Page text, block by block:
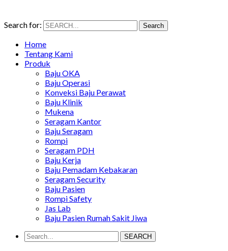
Search for: Search
Home
Tentang Kami
Produk
Baju OKA
Baju Operasi
Konveksi Baju Perawat
Baju Klinik
Mukena
Seragam Kantor
Baju Seragam
Rompi
Seragam PDH
Baju Kerja
Baju Pemadam Kebakaran
Seragam Security
Baju Pasien
Rompi Safety
Jas Lab
Baju Pasien Rumah Sakit Jiwa
SEARCH